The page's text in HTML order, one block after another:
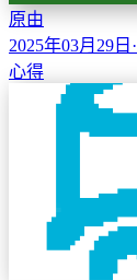
原由
2025年03月29日 ·
心得